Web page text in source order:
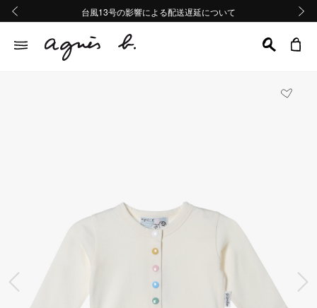
熊本地域地震の影響による配送遅延について
Summer Sale 2buy10%OFF!!
台風13号の影響による配送遅延について
熊本地域地震の影響による配送遅延について
Summer Sale 2buy10%OFF!!
前の画像